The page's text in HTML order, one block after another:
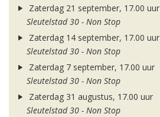
Zaterdag 21 september, 17.00 uur
Sleutelstad 30 - Non Stop
Zaterdag 14 september, 17.00 uur
Sleutelstad 30 - Non Stop
Zaterdag 7 september, 17.00 uur
Sleutelstad 30 - Non Stop
Zaterdag 31 augustus, 17.00 uur
Sleutelstad 30 - Non Stop